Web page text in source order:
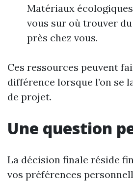
Matériaux
vous sur où trouver
près chez vous.
Ces ressources peuvent
différence lorsque l’on se
de projet.
Une question
La décision finale réside
vos préférences